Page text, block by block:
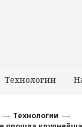
Технологии
Технологии